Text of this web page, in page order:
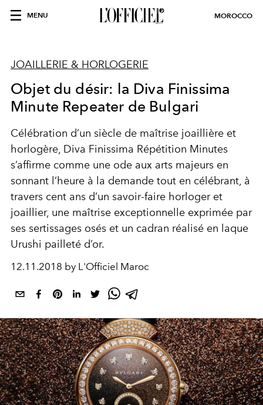
MENU MOROCCO
JOAILLERIE & HORLOGERIE
Objet du désir: la Diva Finissima
Minute Repeater de Bulgari
Célébration d’un siècle de maîtrise joaillière et
horlogère, Diva Finissima Répétition Minutes
s’affirme comme une ode aux arts majeurs en
sonnant l’heure à la demande tout en célébrant, à
travers cent ans d’un savoir-faire horloger et
joaillier, une maîtrise exceptionnelle exprimée par
ses sertissages osés et un cadran réalisé en laque
Urushi pailleté d’or.
12.11.2018 by L'Officiel Maroc